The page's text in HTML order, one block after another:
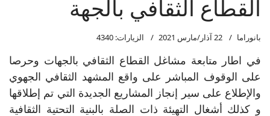
القطاع الثقافي بالجهة
بانوراما 22 آذار/مارس 2021 الزيارات: 4340
في اطار متابعة مشاغل القطاع الثقافي بالجهات وحرصا
على الوقوف المباشر على واقع المشهد الثقافي الجهوي
والإطلاع على سير إنجاز المشاريع الجديدة التي تم إطلاقها
و كذلك أشغال التهيئة ذات الصلة بالبنية التحتية الثقافية